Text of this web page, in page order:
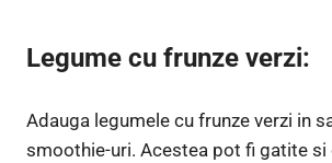
Legume cu frunze verzi:
Adauga legumele cu frunze verzi in
smoothie-uri. Acestea pot fi gatite si